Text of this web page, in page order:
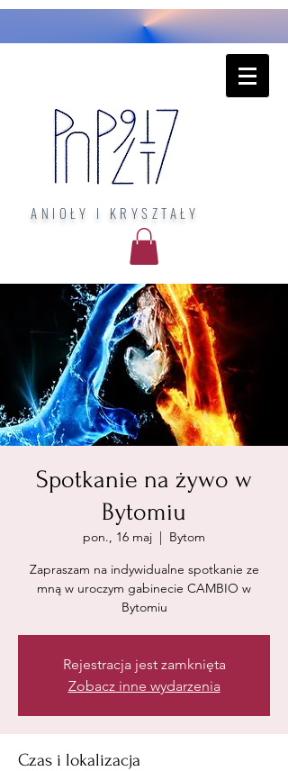
ANIOŁY I KRYSZTAŁY
Spotkanie na żywo w
Bytomiu
pon., 16 maj
  |
Bytom
Zapraszam na indywidualne spotkanie ze
mną w uroczym gabinecie CAMBIO w
Bytomiu
Rejestracja jest zamknięta
Zobacz inne wydarzenia
Czas i lokalizacja